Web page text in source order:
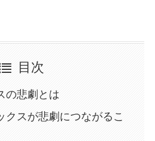
目次
の悲劇とは
クスが悲劇につながるこ